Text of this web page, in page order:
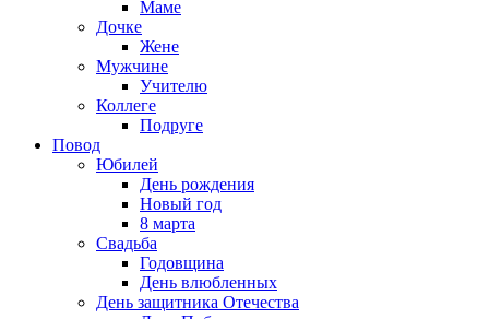
Маме
Дочке
Жене
Мужчине
Учителю
Коллеге
Подруге
Повод
Юбилей
День рождения
Новый год
8 марта
Свадьба
Годовщина
День влюбленных
День защитника Отечества